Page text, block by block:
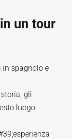
un tour
in spagnolo e
gli
luogo